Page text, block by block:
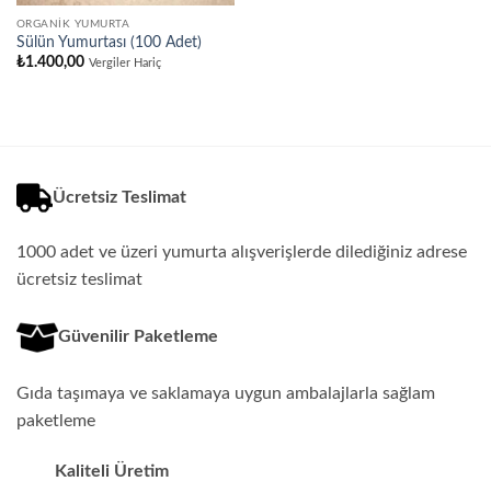
ORGANIK YUMURTA
Sülün Yumurtası (100 Adet)
₺1.400,00 Vergiler Hariç
Ücretsiz Teslimat
1000 adet ve üzeri yumurta alışverişlerde dilediğiniz adrese
ücretsiz teslimat
Güvenilir Paketleme
Gıda taşımaya ve saklamaya uygun ambalajlarla sağlam
paketleme
Kaliteli Üretim